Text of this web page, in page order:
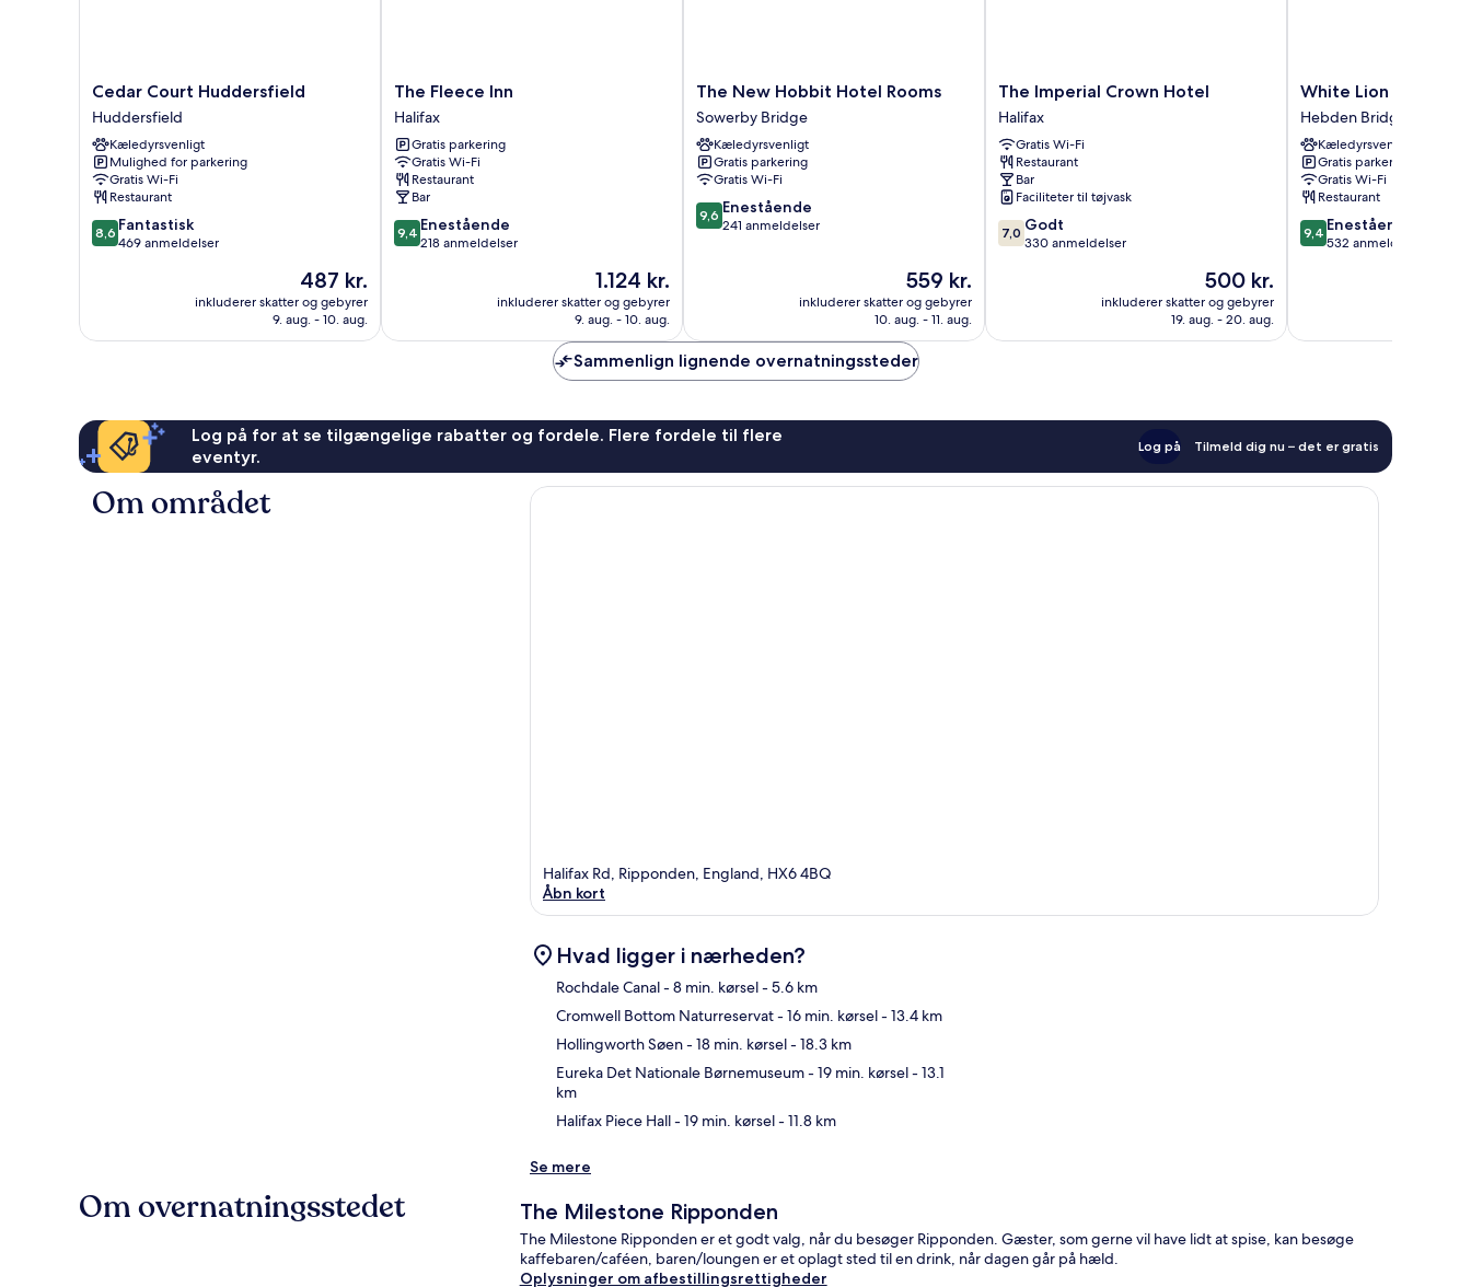
Cedar
Court
Huddersfield
Huddersfield
Cedar Court Huddersfield
Huddersfield
Kæledyrsvenligt
Mulighed for parkering
Gratis Wi-Fi
Restaurant
8.6
ud
anmeldelser
8,6 Fantastisk
469 anmeldelser
Prisen
er
487 kr.
487 kr.
inkluderer skatter og gebyrer
9. aug. - 10. aug.
The
Fleece
Inn
Halifax
The Fleece Inn
Halifax
Gratis parkering
Gratis Wi-Fi
Restaurant
Bar
9.4
ud
anmeldelser
9,4 Enestående
218 anmeldelser
Prisen
er
1.124 kr.
1.124 kr.
inkluderer skatter og gebyrer
9. aug. - 10. aug.
The
New
Hobbit
Hotel
Rooms
Sowerby
Bridge
The New Hobbit Hotel Rooms
Sowerby Bridge
Kæledyrsvenligt
Gratis parkering
Gratis Wi-Fi
9.6
ud
9,6 Enestående
241 anmeldelser
Prisen
er
559 kr.
559 kr.
inkluderer skatter og gebyrer
10. aug. - 11. aug.
The
Imperial
Crown
Hotel
Halifax
The Imperial Crown Hotel
Halifax
Gratis Wi-Fi
Restaurant
Bar
Faciliteter til tøjvask
7.0
ud
anmeldelser
7,0 Godt
330 anmeldelser
Prisen
er
500 kr.
500 kr.
inkluderer skatter og gebyrer
19. aug. - 20. aug.
White
Lion
Hotel
Hebden
Bridge
White Lion Hotel
Hebden Bridge
Kæledyrsvenligt
Gratis parkering
Gratis Wi-Fi
Restaurant
9.4
ud
anmeldelser
9,4 Enestående
532 anmeldelser
Sammenlign lignende overnatningssteder
Log på for at se tilgængelige rabatter og fordele. Flere fordele til flere
eventyr.
Log på Tilmeld dig nu – det er gratis
Om området
Halifax Rd, Ripponden, England, HX6 4BQ
Åbn kort
Hvad ligger i nærheden?
Rochdale Canal- 8 min. kørsel- 5.6 km
Cromwell Bottom Naturreservat- 16 min. kørsel- 13.4 km
Hollingworth Søen- 18 min. kørsel- 18.3 km
Eureka Det Nationale Børnemuseum- 19 min. kørsel- 13.1
km
Halifax Piece Hall- 19 min. kørsel- 11.8 km
Se mere
Om overnatningsstedet The Milestone Ripponden
The Milestone Ripponden er et godt valg, når du besøger Ripponden. Gæster, som gerne vil have lidt at spise, kan besøge
kaffebaren/caféen, baren/loungen er et oplagt sted til en drink, når dagen går på hæld.
Oplysninger om afbestillingsrettigheder